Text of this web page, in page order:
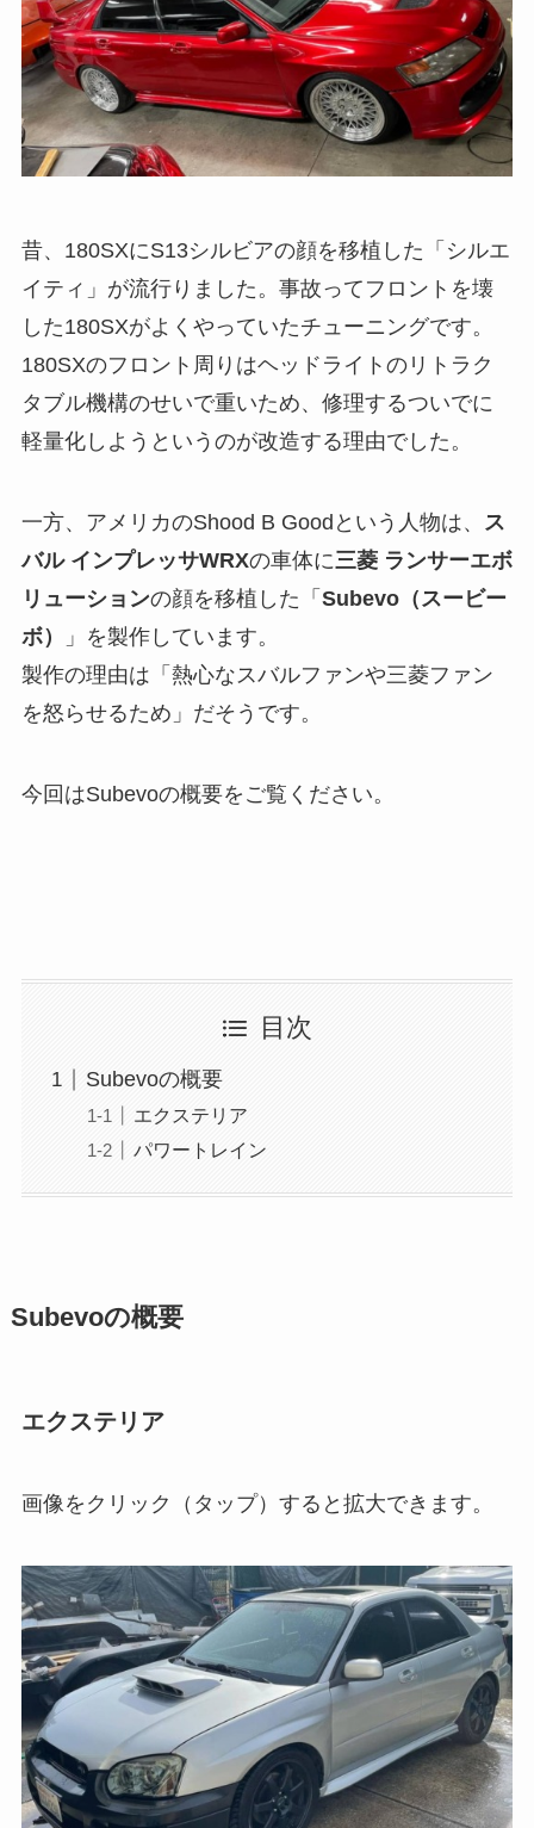
昔、180SXにS13シルビアの顔を移植した「シルエ
イティ」が流行りました。事故ってフロントを壊
した180SXがよくやっていたチューニングです。
180SXのフロント周りはヘッドライトのリトラク
タブル機構のせいで重いため、修理するついでに
軽量化しようというのが改造する理由でした。
一方、アメリカのShood B Goodという人物は、
ス
バル インプレッサWRXの車体に三菱 ランサーエボ
リューションの顔を移植した「 Subevo（スービー
ボ）
」を製作しています。
製作の理由は「熱心なスバルファンや三菱ファン
を怒らせるため」だそうです。
今回はSubevoの概要をご覧ください。
目次
Subevoの概要
エクステリア
パワートレイン
Subevoの概要
エクステリア
画像をクリック（タップ）すると拡大できます。